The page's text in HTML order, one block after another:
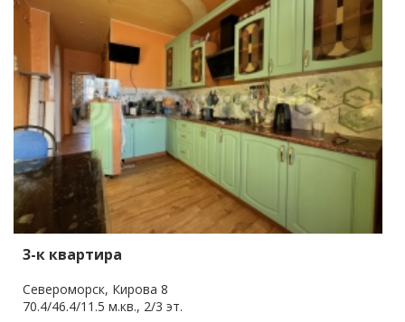
3-к квартира
Североморск, Кирова 8
70.4/46.4/11.5 м.кв., 2/3 эт.